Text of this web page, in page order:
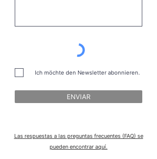
Ich möchte den Newsletter abonnieren.
ENVIAR
Las respuestas a las preguntas frecuentes (FAQ) se
pueden encontrar aquí.